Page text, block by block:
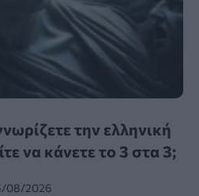
την ελληνική
να κάνετε το 3 στα 3;
08/2026